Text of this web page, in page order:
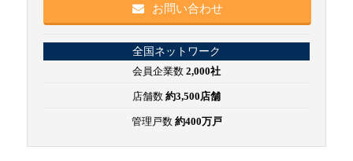
お問い合わせ
全国ネットワーク
会員企業数 2,000社
店舗数 約3,500店舗
管理戸数 約400万戸